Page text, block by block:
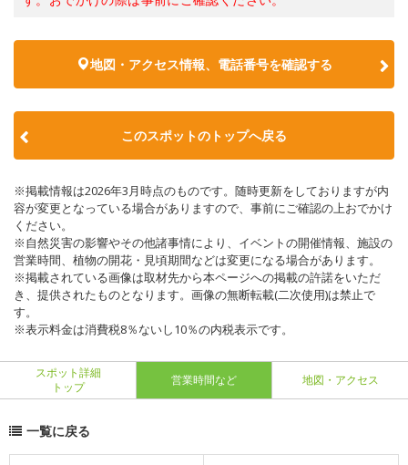
地図・アクセス情報、電話番号を確認する
このスポットのトップへ戻る
※掲載情報は2026年3月時点のものです。随時更新をしておりますが内
容が変更となっている場合がありますので、事前にご確認の上おでかけ
ください。
※自然災害の影響やその他諸事情により、イベントの開催情報、施設の
営業時間、植物の開花・見頃期間などは変更になる場合があります。
※掲載されている画像は取材先から本ページへの掲載の許諾をいただ
き、提供されたものとなります。画像の無断転載(二次使用)は禁止で
す。
※表示料金は消費税8％ないし10％の内税表示です。
スポット詳細
トップ
営業時間など 地図・アクセス
一覧に戻る